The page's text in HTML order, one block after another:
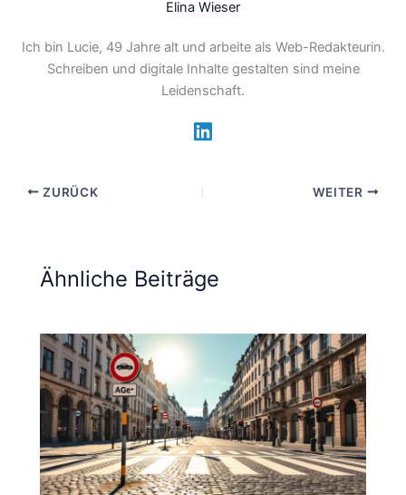
Elina Wieser
Ich bin Lucie, 49 Jahre alt und arbeite als Web-Redakteurin.
Schreiben und digitale Inhalte gestalten sind meine
Leidenschaft.
ZURÜCK WEITER
Ähnliche Beiträge